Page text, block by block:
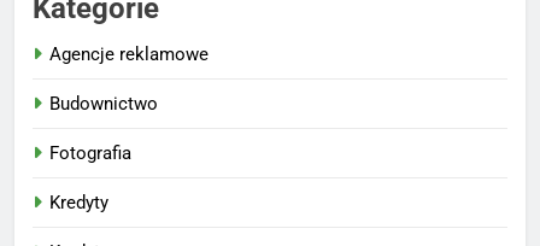
Kategorie
Agencje reklamowe
Budownictwo
Fotografia
Kredyty